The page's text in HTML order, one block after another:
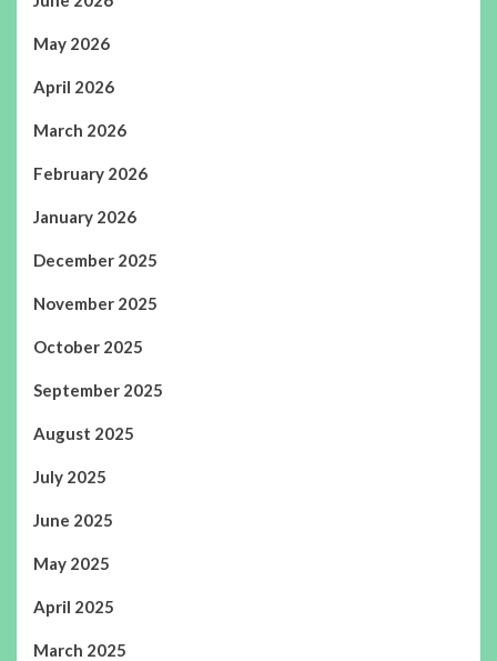
May 2026
April 2026
March 2026
February 2026
January 2026
December 2025
November 2025
October 2025
September 2025
August 2025
July 2025
June 2025
May 2025
April 2025
March 2025